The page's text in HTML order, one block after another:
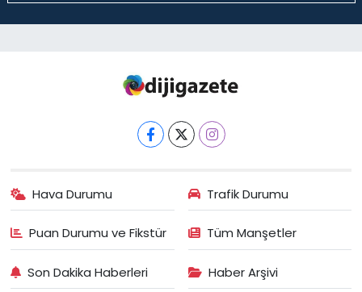
Hava Durumu Trafik Durumu
Puan Durumu ve Fikstür Tüm Manşetler
Son Dakika Haberleri Haber Arşivi